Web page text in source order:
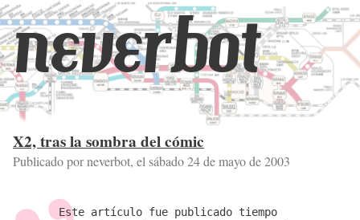
neverbot
X2, tras la sombra del cómic
Publicado por neverbot, el sábado 24 de mayo de 2003
Este artículo fue publicado tiempo